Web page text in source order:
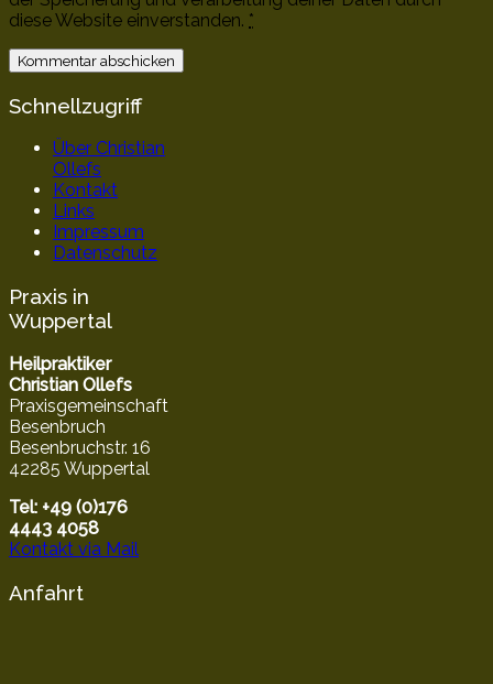
diese Website einverstanden. *
Schnellzugriff
Über Christian
Ollefs
Kontakt
Links
Impressum
Datenschutz
Praxis in
Wuppertal
Heilpraktiker
Christian Ollefs
Praxisgemeinschaft
Besenbruch
Besenbruchstr. 16
42285 Wuppertal
Tel: +49 (0)176
4443 4058
Kontakt via Mail
Anfahrt